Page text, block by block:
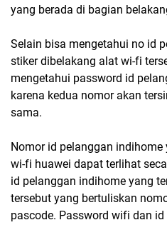
yang berada di bagian
Selain bisa mengetahui no id
stiker dibelakang alat wi-fi
mengetahui password id
karena kedua nomor akan
sama.
Nomor id pelanggan
wi-fi huawei dapat terlihat
id pelanggan indihome yang
tersebut yang bertuliskan
pascode. Password wifi dan